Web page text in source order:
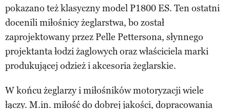
pokazano też klasyczny model P1800 ES. Ten ostatni
docenili miłośnicy żeglarstwa, bo został
zaprojektowany przez Pelle Pettersona, słynnego
projektanta łodzi żaglowych oraz właściciela marki
produkującej odzież i akcesoria żeglarskie.
W końcu żeglarzy i miłośników motoryzacji wiele
łączy. M.in. miłość do dobrej jakości, dopracowania